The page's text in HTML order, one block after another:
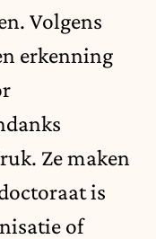
Volgens
erkenning
Ze maken
is
of